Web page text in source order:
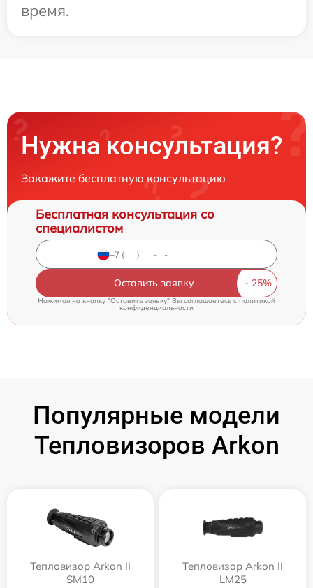
время.
Нужна консультация?
Закажите бесплатную консультацию
Бесплатная консультация со
специалистом
Оставить заявку
Нажимая на кнопку "Оставить заявку" Вы соглашаетесь c политикой
конфиденциальности
Популярные модели
Тепловизоров Arkon
Тепловизор Arkon II
SM10
Тепловизор Arkon II
LM25